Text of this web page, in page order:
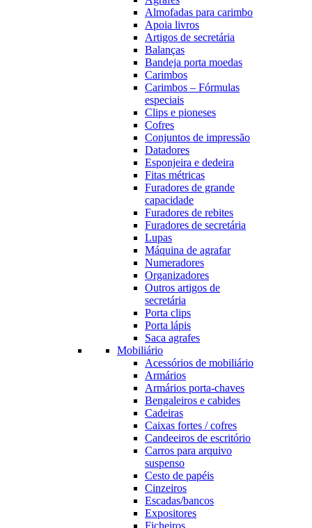
Almofadas para carimbo
Apoia livros
Artigos de secretária
Balanças
Bandeja porta moedas
Carimbos
Carimbos – Fórmulas
especiais
Clips e pioneses
Cofres
Conjuntos de impressão
Datadores
Esponjeira e dedeira
Fitas métricas
Furadores de grande
capacidade
Furadores de rebites
Furadores de secretária
Lupas
Máquina de agrafar
Numeradores
Organizadores
Outros artigos de
secretária
Porta clips
Porta lápis
Saca agrafes
Mobiliário
Acessórios de mobiliário
Armários
Armários porta-chaves
Bengaleiros e cabides
Cadeiras
Caixas fortes / cofres
Candeeiros de escritório
Carros para arquivo
suspenso
Cesto de papéis
Cinzeiros
Escadas/bancos
Expositores
Ficheiros